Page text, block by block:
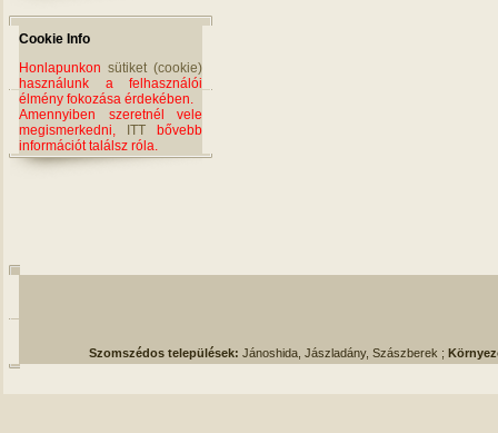
Cookie Info
Honlapunkon sütiket (cookie)
használunk a felhasználói
élmény fokozása érdekében.
Amennyiben szeretnél vele
megismerkedni,
ITT bővebb
információt találsz róla.
Szomszédos települések: Jánoshida, Jászladány, Szászberek ;